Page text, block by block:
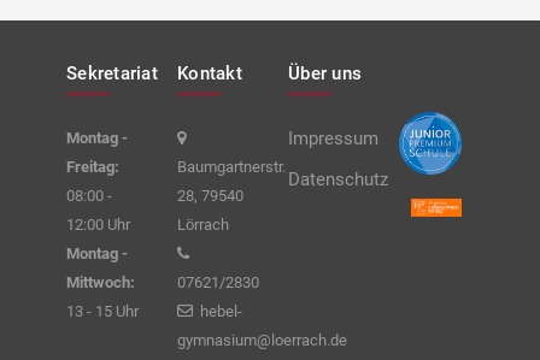
Sekretariat
Montag -
Freitag:
08:00 -
12:00 Uhr
Montag -
Mittwoch:
13 - 15 Uhr
Kontakt
Baumgartnerstr.
28, 79540
Lörrach
07621/2830
hebel-
gymnasium@loerrach.de
Über uns
Impressum
Datenschutz